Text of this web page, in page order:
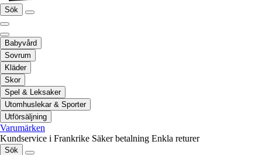
Sök
Babyvård
Sovrum
Kläder
Skor
Spel & Leksaker
Utomhuslekar & Sporter
Utförsäljning
Varumärken
Kundservice i Frankrike Säker betalning Enkla returer
Sök